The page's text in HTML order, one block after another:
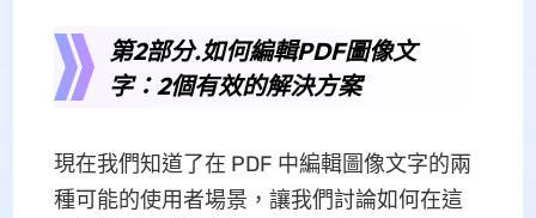
第2部分.如何編輯PDF圖像文
字：2個有效的解決方案
現在我們知道了在 PDF 中編輯圖像文字的兩
種可能的使用者場景，讓我們討論如何在這